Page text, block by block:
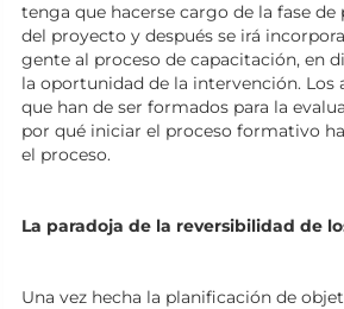
tenga que hacerse cargo de la fase de
del proyecto y después se irá
gente al proceso de capacitación, en
la oportunidad de la intervención. Los
que han de ser formados para la
por qué iniciar el proceso formativo
el proceso.
La paradoja de la reversibilidad de
Una vez hecha la planificación de